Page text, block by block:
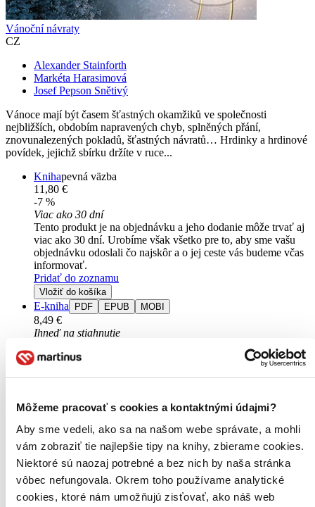
Môžeme pracovať s cookies a kontaktnými údajmi?
Aby sme vedeli, ako sa na našom webe správate, a mohli
vám zobraziť tie najlepšie tipy na knihy, zbierame cookies.
Niektoré sú naozaj potrebné a bez nich by naša stránka
vôbec nefungovala. Okrem toho používame analytické
cookies, ktoré nám umožňujú zisťovať, ako náš web
Vánoční návraty
CZ
Alexander Stainforth
Markéta Harasimová
Josef Pepson Snětivý
Vánoce mají být časem šťastných okamžiků ve společnosti
nejbližších, obdobím napravených chyb, splněných přání,
znovunalezených pokladů, šťastných návratů… Hrdinky a hrdinové
povídek, jejichž sbírku držíte v ruce...
Knihapevná väzba
11,80 €
-7 %
Viac ako 30 dní
Tento produkt je na objednávku a jeho dodanie môže trvať aj
viac ako 30 dní. Urobíme však všetko pre to, aby sme vašu
objednávku odoslali čo najskôr a o jej ceste vás budeme včas
informovať.
Pridať do zoznamu
Vložiť do košíka
E-kniha PDF EPUB MOBI
8,49 €
Ihneď na stiahnutie
budete ju mať hneď a ešte aj ušetríte život stromom. Viac